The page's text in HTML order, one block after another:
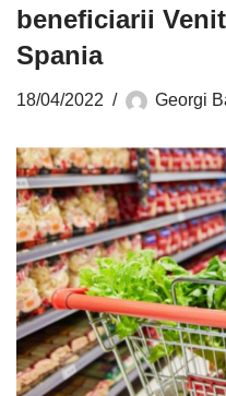
beneficiarii
Spania
18/04/2022 Georgi